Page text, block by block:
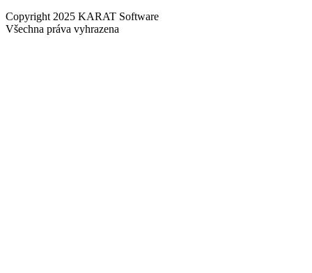
Copyright 2025 KARAT Software
Všechna práva vyhrazena